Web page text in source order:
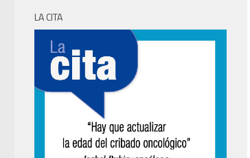
LA CITA